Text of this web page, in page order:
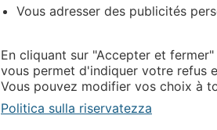
Vous adresser des publicités
En cliquant sur "Accepter et
vous permet d'indiquer votre refus
Vous pouvez modifier vos choix à
Politica sulla riservatezza